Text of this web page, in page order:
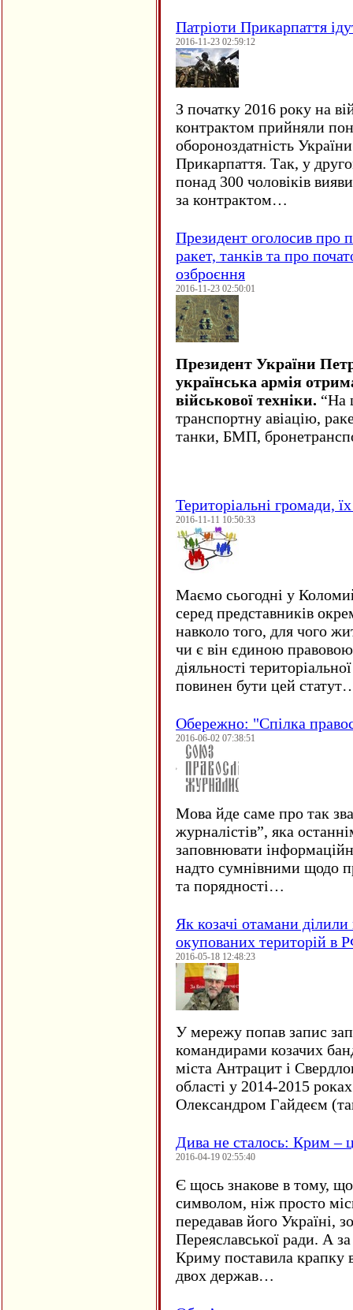
Патріоти Прикарпаття
2016-11-23 02:59:12
З початку 2016 року на
контрактом прийняли
обороноздатність
Прикарпаття. Так, у
понад 300 чоловіків
за контрактом…
Президент оголосив про
ракет, танків та про
озброєння
2016-11-23 02:50:01
Президент України
українська армія
військової техніки. “На
транспортну авіацію,
танки, БМП,
Територіальні громади,
2016-11-11 10:50:33
Маємо сьогодні у
серед представників
навколо того, для чого
чи є він єдиною
діяльності
повинен бути цей
Обережно: "Спілка
2016-06-02 07:38:51
Мова йде саме про так
журналістів”, яка
заповнювати
надто сумнівними щодо
та порядності…
Як козачі отамани
окупованих територій в
2016-05-18 12:48:23
У мережу попав запис
командирами козачих
міста Антрацит і
області у 2014-2015
Олександром Гайдеєм
Дива не сталось: Крим –
2016-04-19 02:55:40
Є щось знакове в тому, що
символом, ніж просто
передавав його Україні,
Переяславської ради. А
Криму поставила крапку
двох держав…